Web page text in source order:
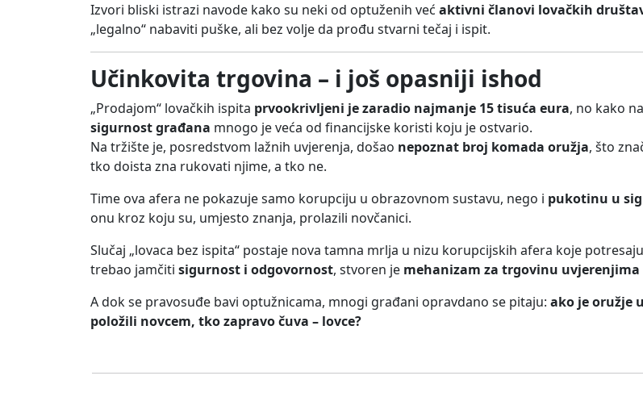
Izvori bliski istrazi navode kako su neki od optuženih već aktivni članovi lovačkih
„legalno“ nabaviti puške, ali bez volje da prođu stvarni tečaj i ispit.
Učinkovita trgovina – i još opasniji ishod
„Prodajom“ lovačkih ispita prvookrivljeni je zaradio najmanje 15 tisuća eura, no kako
sigurnost građana mnogo je veća od financijske koristi koju je ostvario.
Na tržište je, posredstvom lažnih uvjerenja, došao nepoznat broj komada oružja, što
tko doista zna rukovati njime, a tko ne.
Time ova afera ne pokazuje samo korupciju u obrazovnom sustavu, nego i pukotinu u
onu kroz koju su, umjesto znanja, prolazili novčanici.
Slučaj „lovaca bez ispita“ postaje nova tamna mrlja u nizu korupcijskih afera koje
trebao jamčiti sigurnost i odgovornost, stvoren je mehanizam za trgovinu uvjerenjima
A dok se pravosuđe bavi optužnicama, mnogi građani opravdano se pitaju: ako je oružje
položili novcem, tko zapravo čuva – lovce?